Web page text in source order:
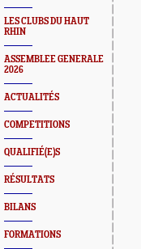
LES CLUBS DU HAUT
RHIN
ASSEMBLEE GENERALE
2026
ACTUALITÉS
COMPETITIONS
QUALIFIÉ(E)S
RÉSULTATS
BILANS
FORMATIONS